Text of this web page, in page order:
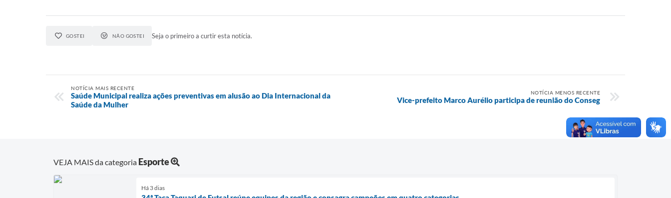
GOSTEI NÃO GOSTEI Seja o primeiro a curtir esta notícia.
NOTÍCIA MAIS RECENTE
Saúde Municipal realiza ações preventivas em alusão ao Dia Internacional da
Saúde da Mulher
NOTÍCIA MENOS RECENTE
Vice-prefeito Marco Aurélio participa de reunião do Conseg
VEJA MAIS da categoria Esporte
Há 3 dias